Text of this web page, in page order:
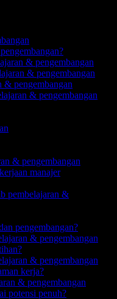
& pengembangan
& pengembangan
& pengembangan
& pengembangan
& pengembangan
manajer
pembelajaran &
pengembangan?
& pengembangan
& pengembangan
kerja?
& pengembangan
potensi penuh?